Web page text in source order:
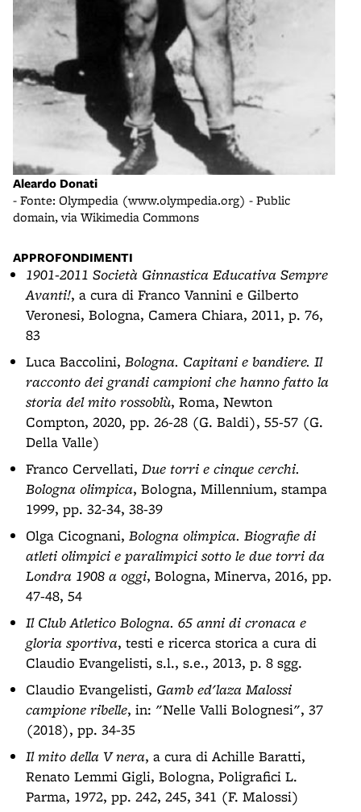
Aleardo Donati
- Fonte: Olympedia (www.olympedia.org) - Public
domain, via Wikimedia Commons
APPROFONDIMENTI
1901-2011 Società Ginnastica Educativa Sempre
Avanti!, a cura di Franco Vannini e Gilberto
Veronesi, Bologna, Camera Chiara, 2011, p. 76,
83
Luca Baccolini, Bologna. Capitani e bandiere. Il
racconto dei grandi campioni che hanno fatto la
storia del mito rossoblù, Roma, Newton
Compton, 2020, pp. 26-28 (G. Baldi), 55-57 (G.
Della Valle)
Franco Cervellati, Due torri e cinque cerchi.
Bologna olimpica, Bologna, Millennium, stampa
1999, pp. 32-34, 38-39
Olga Cicognani, Bologna olimpica. Biografie di
atleti olimpici e paralimpici sotto le due torri da
Londra 1908 a oggi, Bologna, Minerva, 2016, pp.
47-48, 54
Il Club Atletico Bologna. 65 anni di cronaca e
gloria sportiva, testi e ricerca storica a cura di
Claudio Evangelisti, s.l., s.e., 2013, p. 8 sgg.
Claudio Evangelisti, Gamb ed'laza Malossi
campione ribelle, in: "Nelle Valli Bolognesi", 37
(2018), pp. 34-35
Il mito della V nera, a cura di Achille Baratti,
Renato Lemmi Gigli, Bologna, Poligrafici L.
Parma, 1972, pp. 242, 245, 341 (F. Malossi)